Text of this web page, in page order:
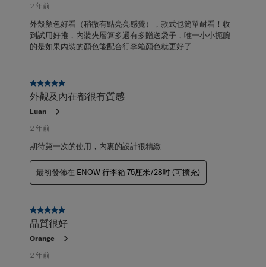
2 年前
外殼顏色好看（稍微有點亮亮感覺），款式也簡單耐看！收
到試用好推，內裝夾層算多還有多贈送袋子，唯一小小扼腕
的是如果內裝的顏色能配合行李箱顏色就更好了
5星，共5星。
外觀及內在都很有質感
Luan
2 年前
期待第一次的使用，內裏的設計很精緻
最初發佈在 ENOW 行李箱 75厘米/28吋 (可擴充)
5星，共5星。
品質很好
Orange
2 年前